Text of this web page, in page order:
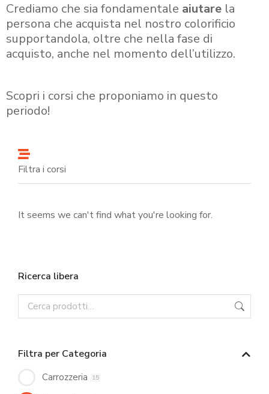
Crediamo che sia fondamentale aiutare la
persona che acquista nel nostro colorificio
supportandola, oltre che nella fase di
acquisto, anche nel momento dell’utilizzo.
Scopri i corsi che proponiamo in questo
periodo!
Filtra i corsi
It seems we can't find what you're looking for.
Ricerca libera
Filtra per Categoria
Carrozzeria 15